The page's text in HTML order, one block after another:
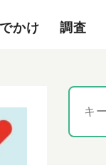
かけ 調査